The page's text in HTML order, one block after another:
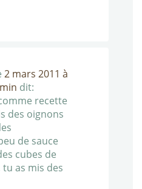
2 mars 2011 à
dit:
recette
des oignons
de sauce
cubes de
as mis des